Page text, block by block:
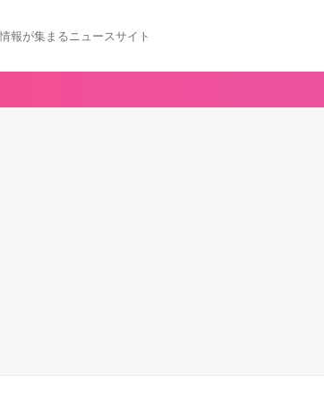
報が集まるニュースサイト